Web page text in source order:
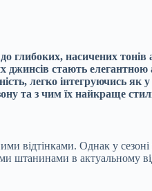
глибоких, насичених
джинсів стають
легко інтегруючись як
та з чим їх найкраще
відтінками. Однак у
в актуальному